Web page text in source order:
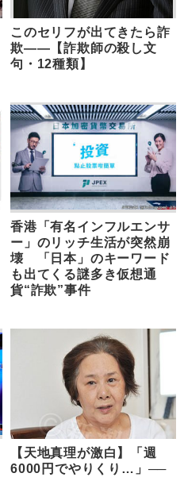
このセリフが出てきたら詐
欺――【詐欺師の殺し文
句・12種類】
香港「有名インフルエンサ
ー」のリッチ生活が突然崩
壊 「日本」のキーワード
も出てくる謎多き仮想通
貨“詐欺”事件
【天地真理が激白】「週
6000円でやりくり…」──